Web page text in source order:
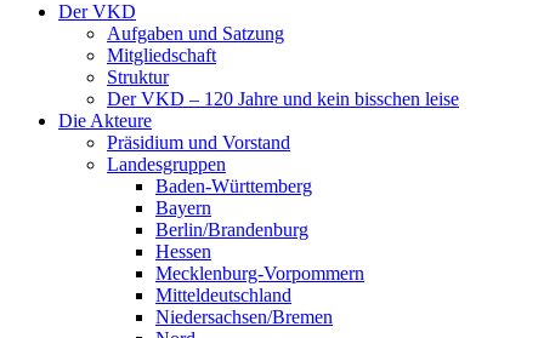
Der VKD
Aufgaben und Satzung
Mitgliedschaft
Struktur
Der VKD – 120 Jahre und kein bisschen leise
Die Akteure
Präsidium und Vorstand
Landesgruppen
Baden-Württemberg
Bayern
Berlin/Brandenburg
Hessen
Mecklenburg-Vorpommern
Mitteldeutschland
Niedersachsen/Bremen